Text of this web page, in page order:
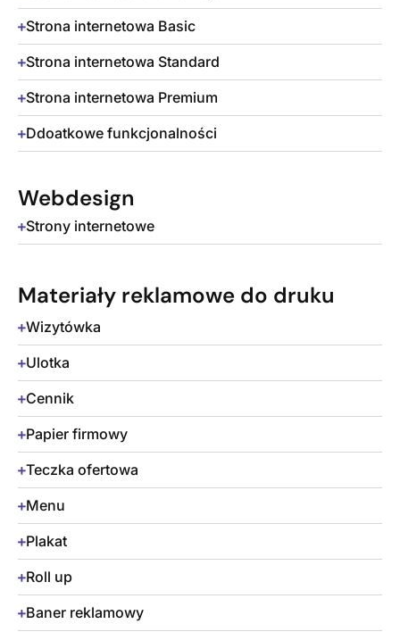
Strona internetowa Basic
Strona internetowa Standard
Strona internetowa Premium
Ddoatkowe funkcjonalności
Webdesign
Strony internetowe
Materiały reklamowe do druku
Wizytówka
Ulotka
Cennik
Papier firmowy
Teczka ofertowa
Menu
Plakat
Roll up
Baner reklamowy